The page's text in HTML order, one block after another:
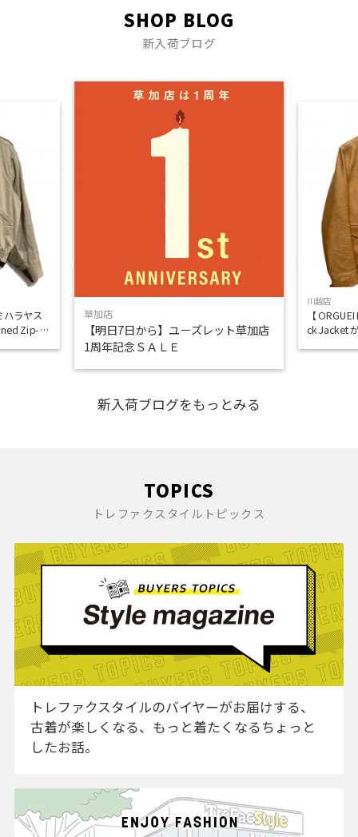
SHOP BLOG
新入荷ブログ
ハラヤス
Zip-u
草加店
【明日7日から】ユーズレット草加店
1周年記念ＳＡＬＥ
川越店
【
ck Jacket
新入荷ブログをもっとみる
TOPICS
トレファクスタイルトピックス
トレファクスタイルのバイヤーがお届けする、
古着が楽しくなる、もっと着たくなるちょっと
したお話。